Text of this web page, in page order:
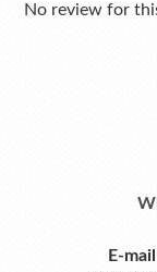
No review for
E-